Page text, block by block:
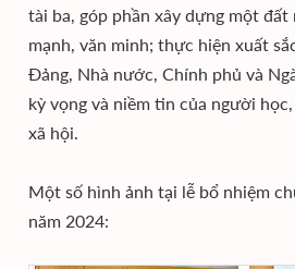
tài ba, góp phần xây dựng một
mạnh, văn minh; thực hiện xuất
Đảng, Nhà nước, Chính phủ và
kỳ vọng và niềm tin của người
xã hội.
Một số hình ảnh tại lễ bổ nhiệm
năm 2024: